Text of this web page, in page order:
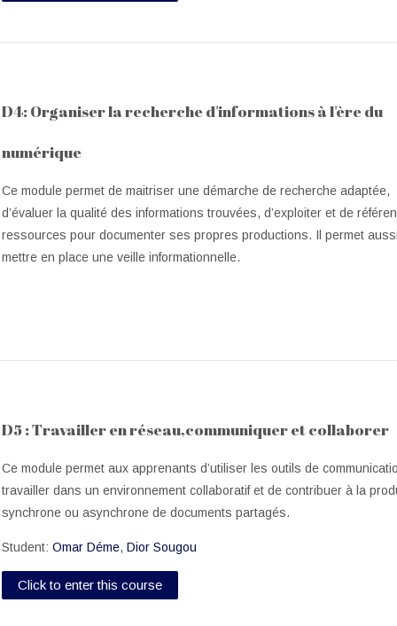
D4: Organiser la recherche d'informations à l'ère du
numérique
Ce module permet de maitriser une démarche de recherche adaptée,
d’évaluer la qualité des informations trouvées, d’exploiter et de
ressources pour documenter ses propres productions. Il permet
mettre en place une veille informationnelle.
D5 : Travailler en réseau,communiquer et collaborer
Ce module permet aux apprenants d’utiliser les outils de
travailler dans un environnement collaboratif et de contribuer à la
synchrone ou asynchrone de documents partagés.
Student:Omar Déme,Dior Sougou
Click to enter this course